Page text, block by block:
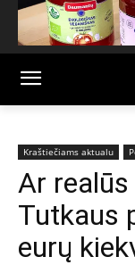
Kraštiečiams aktualu
Ar realūs
Tutkaus
eurų